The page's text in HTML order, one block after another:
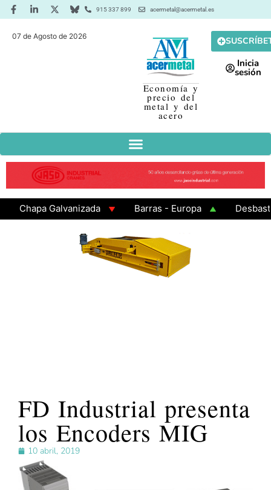
915 337 899 acermetal@acermetal.es
07 de Agosto de 2026
Economía y
precio del
metal y del
acero
Inicia
sesión
Galvanizada Barras - Europa
Desbaste -
FD Industrial presenta
los Encoders MIG
10 abril, 2019